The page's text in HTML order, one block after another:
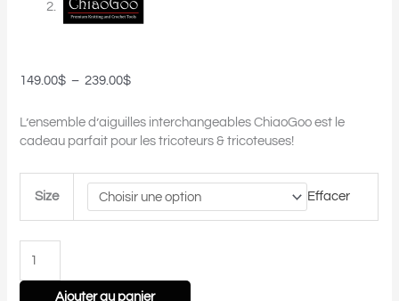
149.00$ – 239.00$
L’ensemble d’aiguilles interchangeables ChiaoGoo est le
cadeau parfait pour les tricoteurs & tricoteuses!
Size Effacer
Ajouter au panier